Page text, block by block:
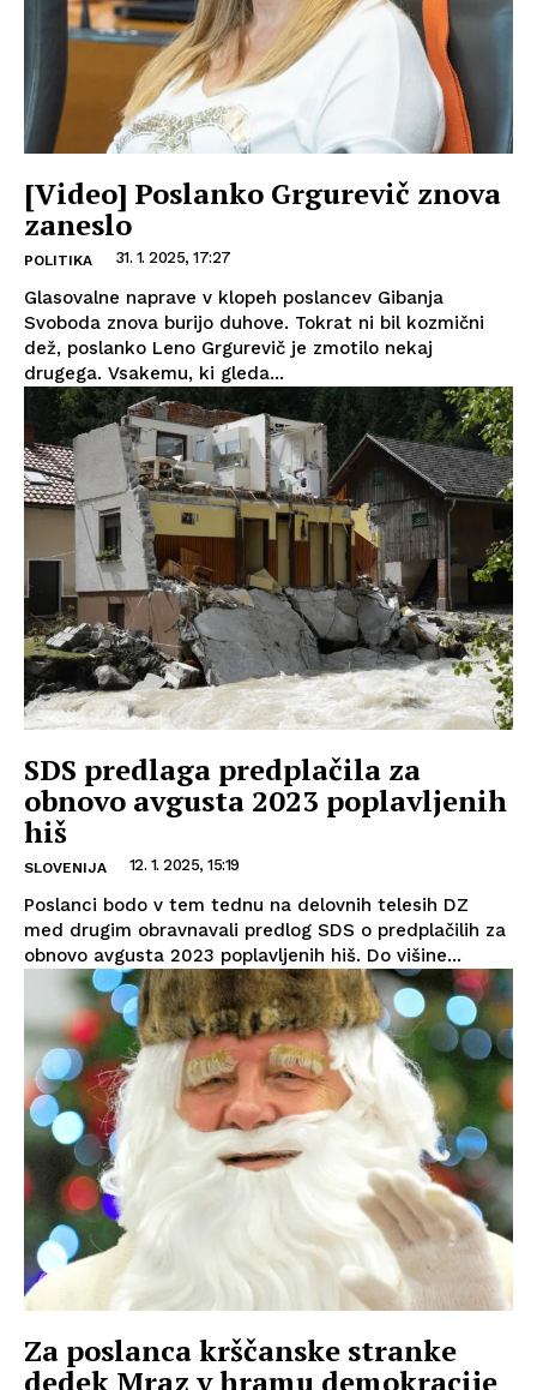
[Video] Poslanko Grgurevič znova
zaneslo
POLITIKA 31. 1. 2025, 17:27
Glasovalne naprave v klopeh poslancev Gibanja
Svoboda znova burijo duhove. Tokrat ni bil kozmični
dež, poslanko Leno Grgurevič je zmotilo nekaj
drugega. Vsakemu, ki gleda...
SDS predlaga predplačila za
obnovo avgusta 2023 poplavljenih
hiš
SLOVENIJA 12. 1. 2025, 15:19
Poslanci bodo v tem tednu na delovnih telesih DZ
med drugim obravnavali predlog SDS o predplačilih za
obnovo avgusta 2023 poplavljenih hiš. Do višine...
Za poslanca krščanske stranke
dedek Mraz v hramu demokracije